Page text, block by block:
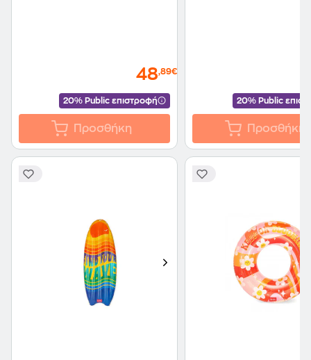
48,89€
20% Public επιστροφή
Προσθήκη
20% Public
Προσθήκη